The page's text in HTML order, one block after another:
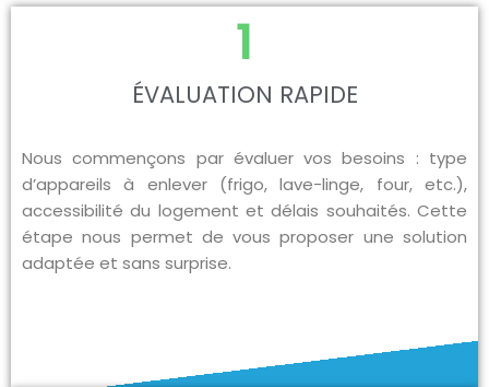
ÉVALUATION RAPIDE
1
Nous commençons par évaluer vos besoins : type
d’appareils à enlever (frigo, lave-linge, four, etc.),
accessibilité du logement et délais souhaités. Cette
étape nous permet de vous proposer une solution
adaptée et sans surprise.